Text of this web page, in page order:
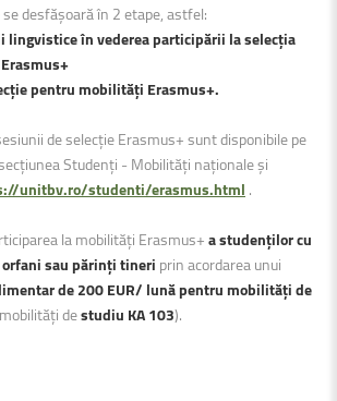
desfășoară în 2 etape, astfel:
lingvistice în vederea participării la selecția
pentru mobilități Erasmus+.
de selecție Erasmus+ sunt disponibile pe
Studenți - Mobilități naționale și
unitbv.ro/studenti/erasmus.html .
la mobilități Erasmus+a studenților cu
sau părinți tineri prin acordarea unui
de 200 EUR/ lună pentru mobilități de
destudiu KA 103).